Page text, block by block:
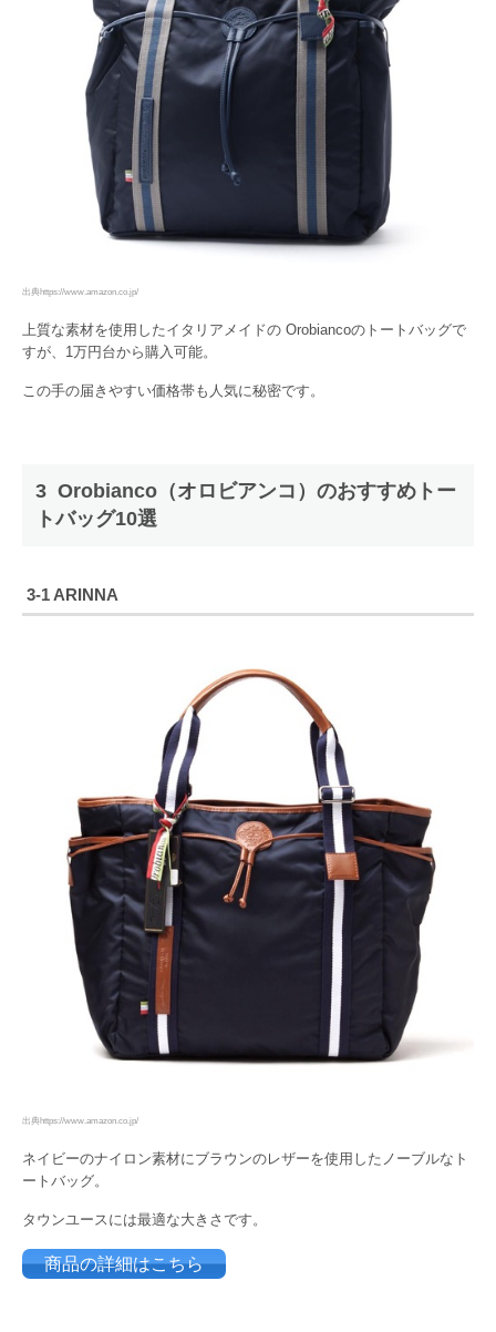
出典https://www.amazon.co.jp/
上質な素材を使用したイタリアメイドの Orobiancoのトートバッグで
すが、1万円台から購入可能。
この手の届きやすい価格帯も人気に秘密です。
3 Orobianco（オロビアンコ）のおすすめトー
トバッグ10選
3-1 ARINNA
出典https://www.amazon.co.jp/
ネイビーのナイロン素材にブラウンのレザーを使用したノーブルなト
ートバッグ。
タウンユースには最適な大きさです。
商品の詳細はこちら